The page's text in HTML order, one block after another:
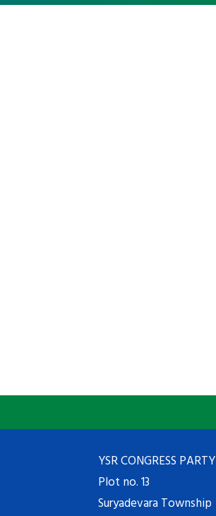
YSR CONGRESS PARTY
Plot no. 13
Suryadevara Township